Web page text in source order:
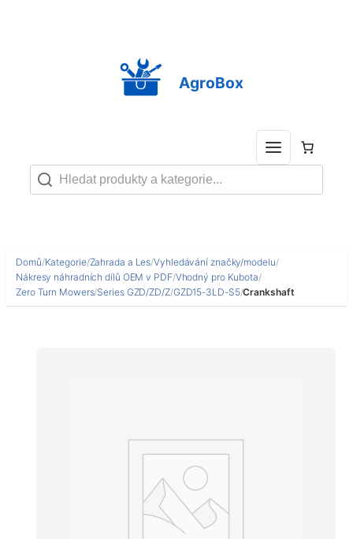
AgroBox
Domů/Kategorie/Zahrada a Les/Vyhledávání značky/modelu/
Nákresy náhradních dílů OEM v PDF/Vhodný pro Kubota/
Zero Turn Mowers/Series GZD/ZD/Z/GZD15-3LD-S5/Crankshaft